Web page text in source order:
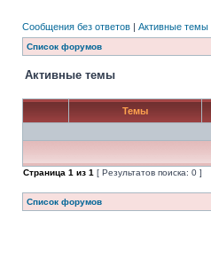
Сообщения без ответов | Активные темы
Список форумов
Активные темы
Темы
Страница 1 из 1 [ Результатов поиска: 0 ]
Список форумов